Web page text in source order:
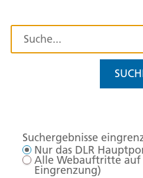
Suchergebnisse
Nur das DLR
Alle Webauftritte auf
Eingrenzung)